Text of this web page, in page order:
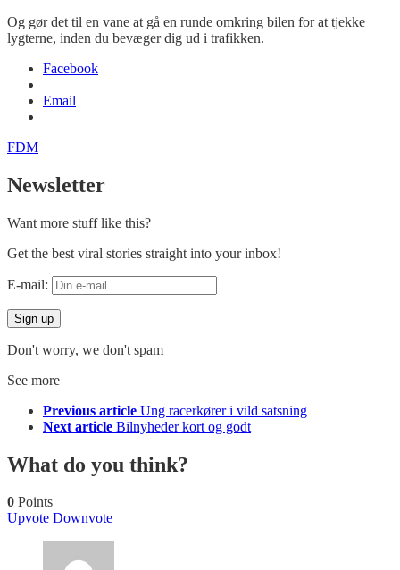
Og gør det til en vane at gå en runde omkring bilen for at tjekke
lygterne, inden du bevæger dig ud i trafikken.
Facebook
Email
FDM
Newsletter
Want more stuff like this?
Get the best viral stories straight into your inbox!
E-mail:
Don't worry, we don't spam
See more
Previous article Ung racerkører i vild satsning
Next article Bilnyheder kort og godt
What do you think?
0 Points
Upvote Downvote